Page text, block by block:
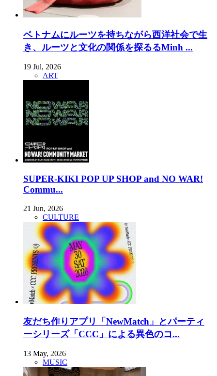
ベトナムにルーツを持ちながら西洋社会で生
き、ルーツと文化の関係を探るるMinh ...
19 Jul, 2026
ART
SUPER-KIKI POP UP SHOP and NO WAR!
Commu...
21 Jun, 2026
CULTURE
友だち作りアプリ「NewMatch」とパーティ
ーシリーズ「CCC」による異色のコ...
13 May, 2026
MUSIC